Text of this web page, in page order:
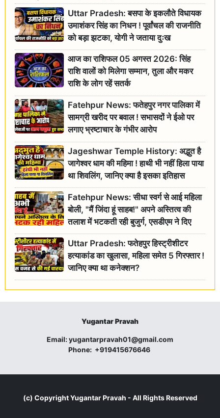
Uttar Pradesh: बसपा के इकलौते विधायक
उमाशंकर सिंह का निधन ! पूर्वांचल की राजनीति
को बड़ा झटका, योगी ने जताया दुःख
आज का राशिफल 05 अगस्त 2026: सिंह
राशि वालों को मिलेगा सम्मान, तुला और मकर
राशि के लोग रहें सतर्क
Fatehpur News: फतेहपुर नगर पालिका में
सामग्री खरीद पर बवाल ! सभासदों ने ईओ पर
लगाए भ्रष्टाचार के गंभीर आरोप
Jageshwar Temple History: अद्भुत है
जागेश्वर धाम की महिमा ! हाथी भी नहीं हिला पाया
था शिवलिंग, जानिए क्या है इसका इतिहास
Fatehpur News: सीधा स्वर्ग से आई महिला
बोली, "मैं जिंदा हूं साहब!" अपने अस्तित्व की
तलाश में भटकती रही बुजुर्ग, एसडीएम ने दिए
जांच के आदेश
Uttar Pradesh: फतेहपुर हिस्ट्रीशीटर
हत्याकांड का खुलासा, महिला समेत 5 गिरफ्तार !
जानिए क्या था कनेक्शन?
Yugantar Pravah
Email:yugantarpravah01@gmail.com
Phone: +919415676646
(c) CopyrightYugantar Pravah - All Rights Reserved